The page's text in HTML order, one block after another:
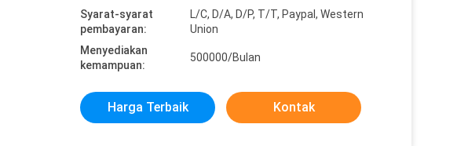
Syarat-syarat
pembayaran:
L/C, D/A, D/P, T/T, Paypal, Western
Union
Menyediakan
kemampuan:
500000/Bulan
Harga Terbaik Kontak